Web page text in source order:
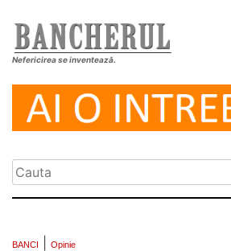
Nefericirea se inventează.
BANCI Opinie